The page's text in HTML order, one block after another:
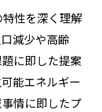
性を深く理解
減少や高齢
に即した提案
能エネルギー
情に即したプ